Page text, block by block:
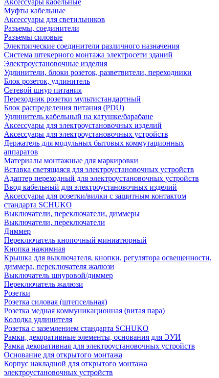
Аксессуары кабельные
Муфты кабельные
Аксессуары для светильников
Разъемы, соединители
Разъемы силовые
Электрические соединители различного назначения
Система штекерного монтажа электросети зданий
Электроустановочные изделия
Удлинители, блоки розеток, разветвители, переходники
Блок розеток, удлинитель
Сетевой шнур питания
Переходник розетки мультистандартный
Блок распределения питания (PDU)
Удлинитель кабельный на катушке/барабане
Аксессуары для электроустановочных изделий
Аксессуары для электроустановочных устройств
Держатель для модульных бытовых коммутационных
аппаратов
Материалы монтажные для маркировки
Вставка светящаяся для электроустановочных устройств
Адаптер переходный для электроустановочных устройств
Ввод кабельный для электроустановочных изделий
Аксессуары для розетки/вилки с защитным контактом
стандарта SCHUKO
Выключатели, переключатели, диммеры
Выключатели, переключатели
Диммер
Переключатель кнопочный миниатюрный
Кнопка нажимная
Крышка для выключателя, кнопки, регулятора освещенности,
диммера, переключателя жалюзи
Выключатель шнуровой/диммер
Переключатель жалюзи
Розетки
Розетка силовая (штепсельная)
Розетка медная коммуникационная (витая пара)
Колодка удлинителя
Розетка с заземлением стандарта SCHUKO
Рамки, декоративные элементы, основания для ЭУИ
Рамка декоративная для электроустановочных устройств
Основание для открытого монтажа
Корпус накладной для открытого монтажа
электроустановочных устройств